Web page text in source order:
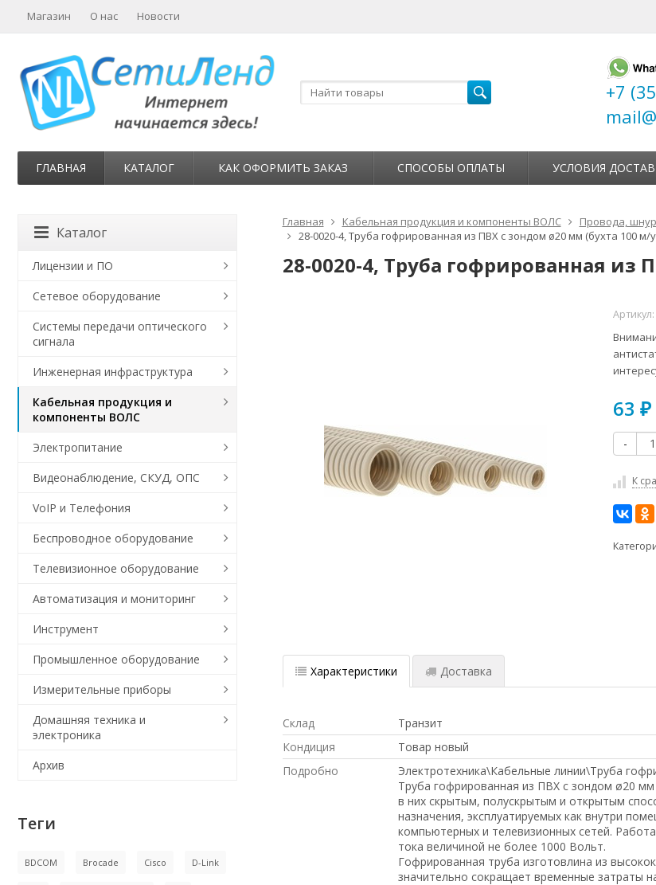
Магазин О нас Новости
+7
ГЛАВНАЯ КАТАЛОГ КАК ОФОРМИТЬ ЗАКАЗ СПОСОБЫ ОПЛАТЫ УСЛОВИЯ
Главная Кабельная продукция и компоненты ВОЛС Провода,
28-0020-4, Труба гофрированная из ПВХ с зондом ø20 мм (бухта 100 м/
28-0020-4, Труба гофрированная
63₽
-
К
Характеристики Доставка
Склад
Транзит
Кондиция
Товар новый
Подробно
Электротехника\Кабельные линии\Труба
Труба гофрированная из ПВХ с зондом ø20
в них скрытым, полускрытым и открытым
назначения, эксплуатируемых как внутри
компьютерных и телевизионных сетей.
тока величиной не более 1000 Вольт.
Гофрированная труба изготовлина из
значительно сокращает временные затраты
Каталог
Лицензии и ПО
Сетевое оборудование
Системы передачи оптического
сигнала
Инженерная инфраструктура
Кабельная продукция и
компоненты ВОЛС
Электропитание
Видеонаблюдение, СКУД, ОПС
VoIP и Телефония
Беспроводное оборудование
Телевизионное оборудование
Автоматизация и мониторинг
Инструмент
Промышленное оборудование
Измерительные приборы
Домашняя техника и
электроника
Архив
Теги
BDCOM Brocade Cisco D-Link